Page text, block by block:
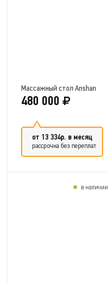
Массажный стол Anshan
480 000
от 13 334р. в месяц
рассрочка без переплат
в наличии